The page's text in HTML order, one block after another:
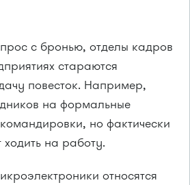
с бронью, отделы кадров
стараются
повесток. Например,
на формальные
но фактически
на работу.
относятся